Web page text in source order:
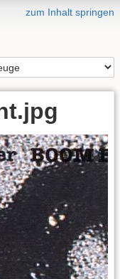
zum Inhalt springen